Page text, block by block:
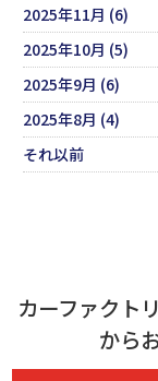
2025年11月 (6)
2025年10月 (5)
2025年9月 (6)
2025年8月 (4)
それ以前
カーファクト
から